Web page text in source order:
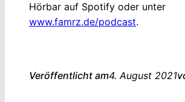
Hörbar auf Spotify oder unter
www.famrz.de/podcast.
Veröffentlicht am4. August 2021